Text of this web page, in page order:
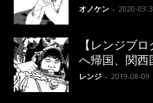
オノケン - 2020-03-
【レンジブ
へ帰国、関西
レンジ - 2019-08-09